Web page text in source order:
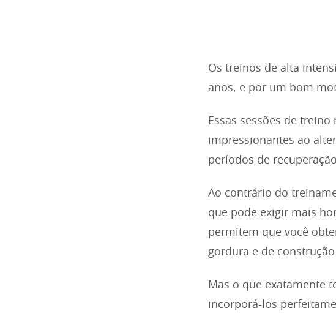
Os treinos de alta
anos, e por um bom
Essas sessões de
impressionantes ao
períodos de
Ao contrário do
que pode exigir mais
permitem que você
gordura e de
Mas o que exatamente
incorporá-los